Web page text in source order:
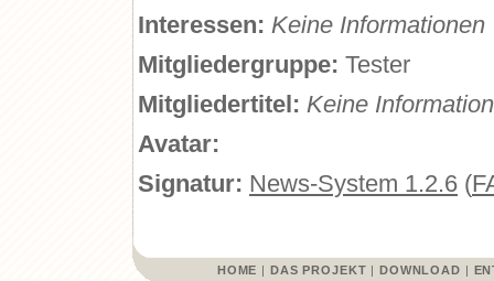
Interessen: Keine Informationen
Mitgliedergruppe: Tester
Mitgliedertitel: Keine
Avatar:
Signatur: News-System 1.2.6 (
HOME | DAS PROJEKT | DOWNLOAD |